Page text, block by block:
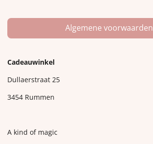
Algemene voorwaarden
Cadeauwinkel
Dullaerstraat 25
3454 Rummen
A kind of magic